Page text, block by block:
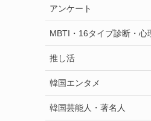
アンケート
MBTI・16タイプ診断・心
推し活
韓国エンタメ
韓国芸能人・著名人